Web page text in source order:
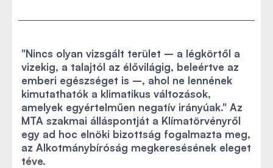
"Nincs olyan vizsgált terület – a légkörtől a
vizekig, a talajtól az élővilágig, beleértve az
emberi egészséget is –, ahol ne lennének
kimutathatók a klimatikus változások,
amelyek egyértelműen negatív irányúak." Az
MTA szakmai álláspontját a Klímatörvényről
egy ad hoc elnöki bizottság fogalmazta meg,
az Alkotmánybíróság megkeresésének eleget
téve.